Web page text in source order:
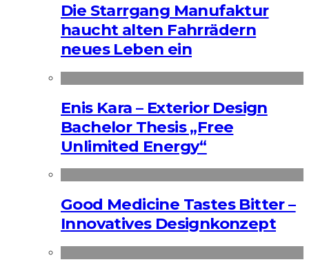
Die Starrgang Manufaktur
haucht alten Fahrrädern
neues Leben ein
Enis Kara – Exterior Design
Bachelor Thesis „Free
Unlimited Energy“
Good Medicine Tastes Bitter –
Innovatives Designkonzept